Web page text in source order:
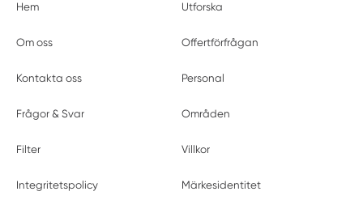
Hem Utforska
Om oss Offertförfrågan
Kontakta oss Personal
Frågor & Svar Områden
Filter Villkor
Integritetspolicy Märkesidentitet